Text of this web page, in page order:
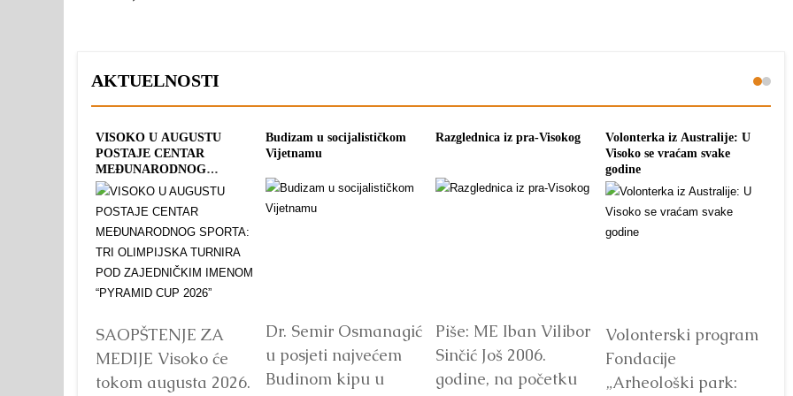
AKTUELNOSTI
VISOKO U AUGUSTU
POSTAJE CENTAR
MEĐUNARODNOG
SPORTA: TRI OLIMPIJSKA
ZAJEDNIČKIM IMENOM
“PYRAMID CUP 2026”
SAOPŠTENJE ZA
MEDIJE Visoko će
tokom augusta 2026.
Budizam u socijalističkom
Vijetnamu
Dr. Semir Osmanagić
u posjeti najvećem
Budinom kipu u
Razglednica iz pra-Visokog
Piše: ME Iban Vilibor
Sinčić Još 2006.
godine, na početku
Volonterka iz Australije: U
Visoko se vraćam svake
godine
Volonterski program
Fondacije
„Arheološki park: